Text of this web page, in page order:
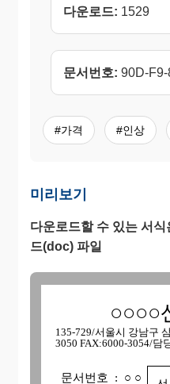
다운로드: 1529
문서번호: 90D-
#가격 #인상
미리보기
다운로드할 수 있는 서식
드(doc) 파일
○○○○
135-729/서울시 강남구
3050 FAX:6000-3054/담
문서번호 : ○○